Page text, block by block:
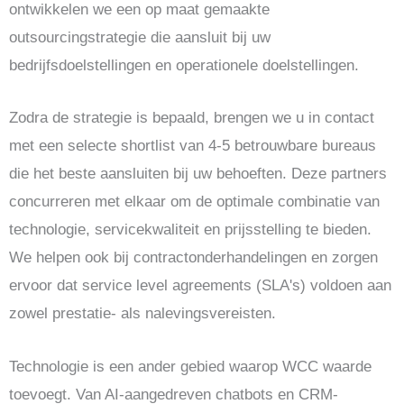
ontwikkelen we een op maat gemaakte
outsourcingstrategie die aansluit bij uw
bedrijfsdoelstellingen en operationele doelstellingen.
Zodra de strategie is bepaald, brengen we u in contact
met een selecte shortlist van 4-5 betrouwbare bureaus
die het beste aansluiten bij uw behoeften. Deze partners
concurreren met elkaar om de optimale combinatie van
technologie, servicekwaliteit en prijsstelling te bieden.
We helpen ook bij contractonderhandelingen en zorgen
ervoor dat service level agreements (SLA's) voldoen aan
zowel prestatie- als nalevingsvereisten.
Technologie is een ander gebied waarop WCC waarde
toevoegt. Van AI-aangedreven chatbots en CRM-